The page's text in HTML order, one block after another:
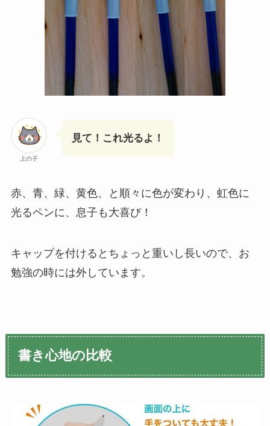
上の子
見て！これ光るよ！
赤、青、緑、黄色、と順々に色が変わり、虹色に
光るペンに、息子も大喜び！
キャップを付けるとちょっと重いし長いので、お
勉強の時には外しています。
書き心地の比較